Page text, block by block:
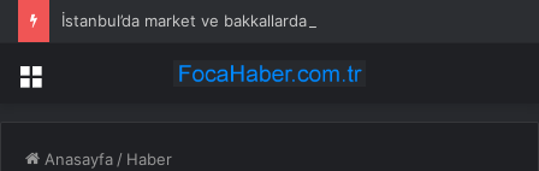
Menü
Anasayfa / Haber